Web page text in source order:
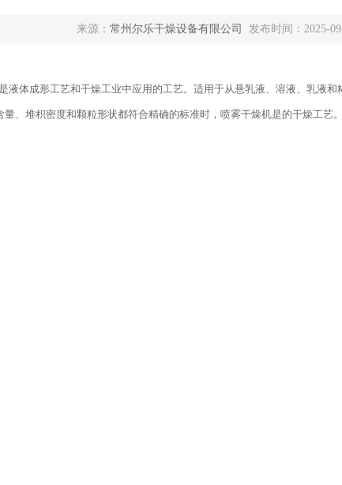
来源： 常州尔乐干燥设备有限公司 发布时间：2025-
液体成形工艺和干燥工业中应用的工艺。适用于从悬乳液、溶液、乳液
、堆积密度和颗粒形状都符合精确的标准时，喷雾干燥机是的干燥工艺。